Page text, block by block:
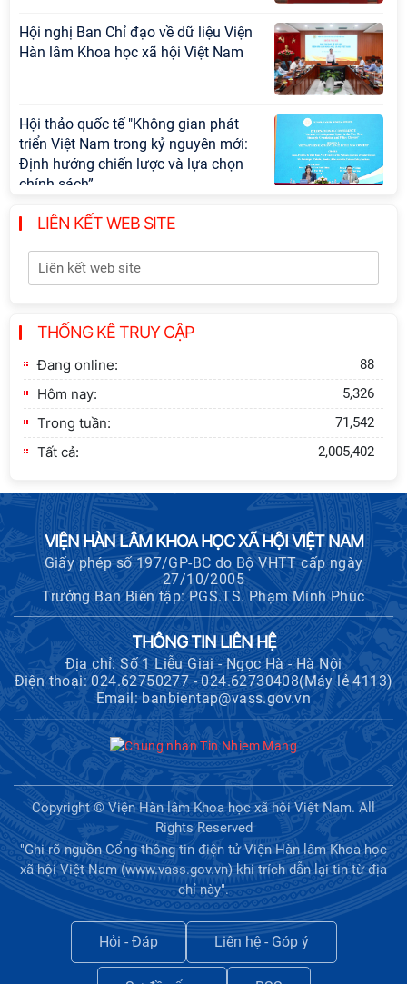
Hội nghị Ban Chỉ đạo về dữ liệu Viện
Hàn lâm Khoa học xã hội Việt Nam
Hội thảo quốc tế "Không gian phát
triển Việt Nam trong kỷ nguyên mới:
Định hướng chiến lược và lựa chọn
chính sách”
Khai quật công trường khai thác đá
Tôn
Nam công bố các quyết định về
LIÊN KẾT WEB SITE
THỐNG KÊ TRUY CẬP
Đang online: 88
Hôm nay: 5,326
Trong tuần: 71,542
Tất cả: 2,005,402
VIỆN HÀN LÂM KHOA HỌC XÃ HỘI VIỆT NAM
Giấy phép số 197/GP-BC do Bộ VHTT cấp ngày
27/10/2005
Trưởng Ban Biên tập: PGS.TS. Phạm Minh Phúc
THÔNG TIN LIÊN HỆ
Địa chỉ: Số 1 Liễu Giai - Ngọc Hà - Hà Nội
Điện thoại: 024.62750277 - 024.62730408(Máy lẻ 4113)
Email: banbientap@vass.gov.vn
Copyright © Viện Hàn lâm Khoa học xã hội Việt Nam. All
Rights Reserved
"Ghi rõ nguồn Cổng thông tin điện tử Viện Hàn lâm Khoa học
xã hội Việt Nam (www.vass.gov.vn) khi trích dẫn lại tin từ địa
chỉ này".
Hỏi - Đáp Liên hệ - Góp ý